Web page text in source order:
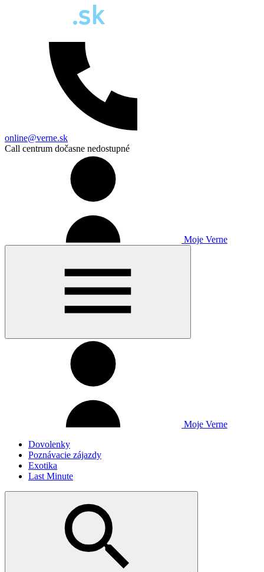
online@verne.sk
Call centrum dočasne nedostupné
Moje Verne
Moje Verne
Dovolenky
Poznávacie zájazdy
Exotika
Last Minute